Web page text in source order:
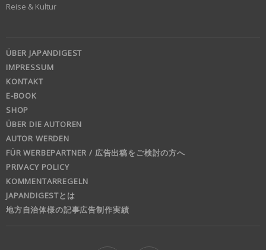
Reise & Kultur
ÜBER JAPANDIGEST
IMPRESSUM
KONTAKT
E-BOOK
SHOP
ÜBER DIE AUTOREN
AUTOR WERDEN
FÜR WERBEPARTNER / 広告出稿をご検討の方へ
PRIVACY POLICY
KOMMENTARREGELN
JAPANDIGESTとは
地方自治体様の記事広告制作実績